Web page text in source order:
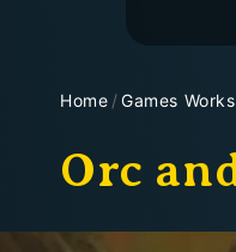
Home /Games
K
a
Orc